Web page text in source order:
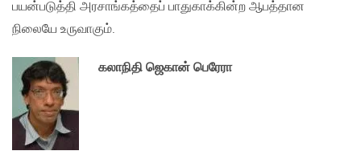
பயன்படுத்தி அரசாங்கத்தைப் பாதுகாக்கின்ற ஆபத்தான
நிலையே உருவாகும்.
கலாநிதி ஜெகான் பெரேரா